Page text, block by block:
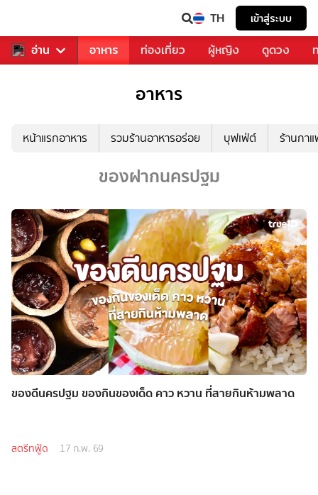
TH เข้าสู่ระบบ
อ่าน
รวงการเพลง อาหาร ท่องเที่ยว ผู้หญิง ดูดวง
อาหาร
หน้าแรกอาหาร รวมร้านอาหารอร่อย บุฟเฟ่ต์ ร้านกา
ของฝากนครปฐม
ของดีนครปฐม ของกินของเด็ด คาว หวาน ที่สายกินห้ามพลาด
สตรีทฟู้ด 17 ก.พ. 69